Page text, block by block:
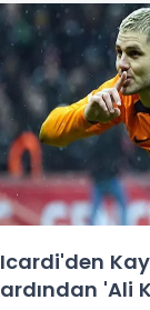
Icardi'den
ardından 'Ali